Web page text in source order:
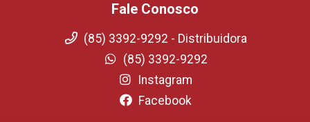
Fale Conosco
(85) 3392-9292 - Distribuidora
(85) 3392-9292
Instagram
Facebook